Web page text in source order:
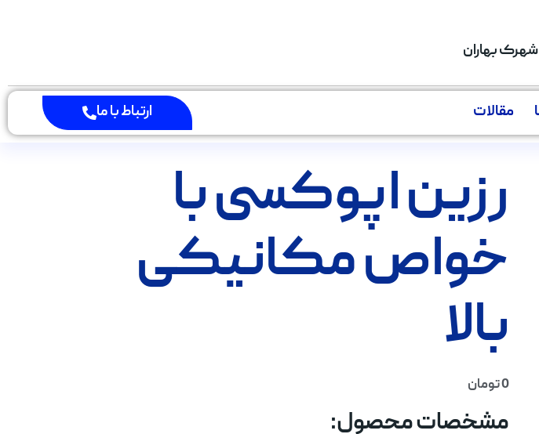
شهرک بهاران
مقالات ارتباط با ما
رزین اپوکسی با
خواص مکانیکی
بالا
0تومان
مشخصات محصول: